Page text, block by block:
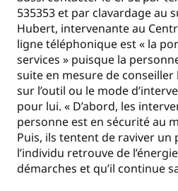
535353 et par clavardage au
Hubert, intervenante au
ligne téléphonique est « la
services » puisque la
suite en mesure de conseiller
sur l’outil ou le mode
pour lui. « D’abord, les
personne est en sécurité au
Puis, ils tentent de raviver un
l’individu retrouve de
démarches et qu’il continue